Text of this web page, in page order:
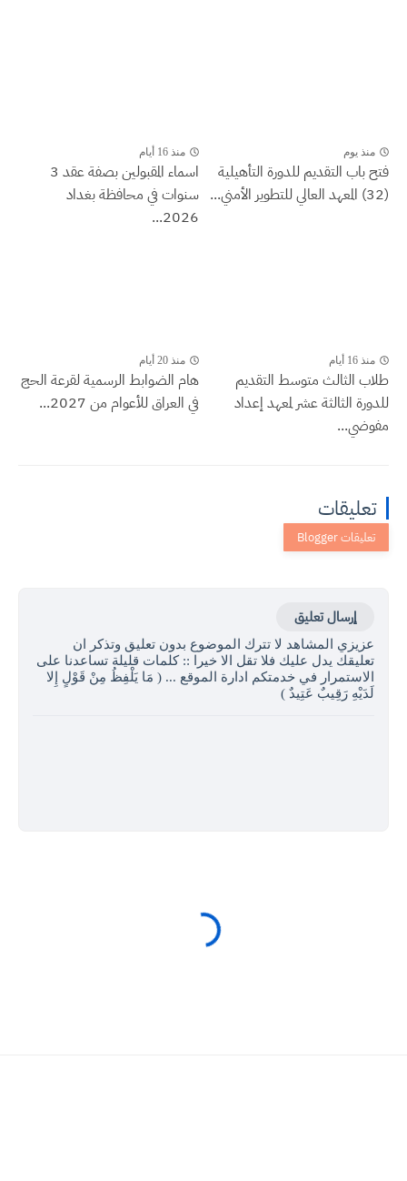
منذ يوم
فتح باب التقديم للدورة التأهيلية
(32) المعهد العالي للتطوير الأمني...
منذ 16 أيام
اسماء المقبولين بصفة عقد 3
سنوات في محافظة بغداد
2026...
منذ 16 أيام
طلاب الثالث متوسط التقديم
للدورة الثالثة عشر لمعهد إعداد
مفوضي...
منذ 20 أيام
هام الضوابط الرسمية لقرعة الحج
في العراق للأعوام من 2027...
تعليقات
إرسال تعليق
عزيزي المشاهد لا تترك الموضوع بدون تعليق وتذكر ان
تعليقك يدل عليك فلا تقل الا خيرا :: كلمات قليلة تساعدنا على
الاستمرار في خدمتكم ادارة الموقع ... ( مَا يَلْفِظُ مِنْ قَوْلٍ إِلا
لَدَيْهِ رَقِيبٌ عَتِيدٌ )